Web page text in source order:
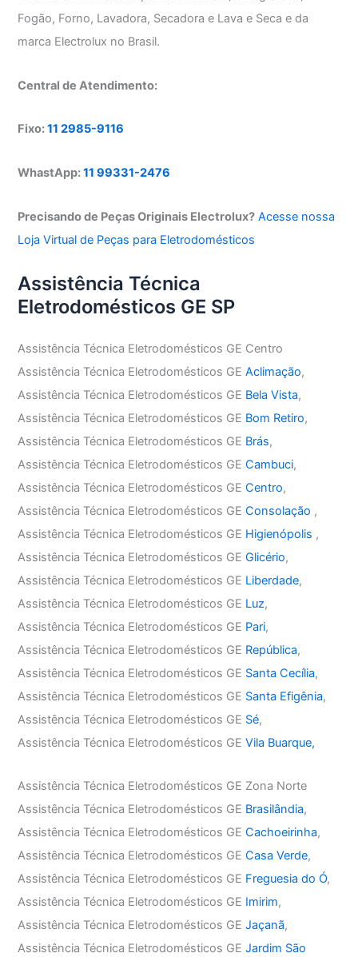
Fogão, Forno, Lavadora, Secadora e Lava e Seca e da
marca Electrolux no Brasil.
Central de Atendimento:
Fixo:11 2985-9116
WhastApp:11 99331-2476
Precisando de Peças Originais Electrolux? Acesse nossa
Loja Virtual de Peças para Eletrodomésticos
Assistência Técnica
Eletrodomésticos GE SP
Assistência Técnica Eletrodomésticos GE Centro
Assistência Técnica Eletrodomésticos GEAclimação,
Assistência Técnica Eletrodomésticos GE Bela Vista,
Assistência Técnica Eletrodomésticos GE Bom Retiro,
Assistência Técnica Eletrodomésticos GE Brás,
Assistência Técnica Eletrodomésticos GECambuci,
Assistência Técnica Eletrodomésticos GECentro,
Assistência Técnica Eletrodomésticos GEConsolação ,
Assistência Técnica Eletrodomésticos GE Higienópolis ,
Assistência Técnica Eletrodomésticos GEGlicério,
Assistência Técnica Eletrodomésticos GE Liberdade,
Assistência Técnica Eletrodomésticos GE Luz,
Assistência Técnica Eletrodomésticos GE Pari,
Assistência Técnica Eletrodomésticos GE República,
Assistência Técnica Eletrodomésticos GE Santa Cecília,
Assistência Técnica Eletrodomésticos GE Santa Efigênia,
Assistência Técnica Eletrodomésticos GE Sé,
Assistência Técnica Eletrodomésticos GEVila Buarque,
Assistência Técnica Eletrodomésticos GE Zona Norte
Assistência Técnica Eletrodomésticos GE Brasilândia,
Assistência Técnica Eletrodomésticos GECachoeirinha,
Assistência Técnica Eletrodomésticos GECasa Verde,
Assistência Técnica Eletrodomésticos GE Freguesia do Ó,
Assistência Técnica Eletrodomésticos GE Imirim,
Assistência Técnica Eletrodomésticos GEJaçanã,
Assistência Técnica Eletrodomésticos GEJardim São